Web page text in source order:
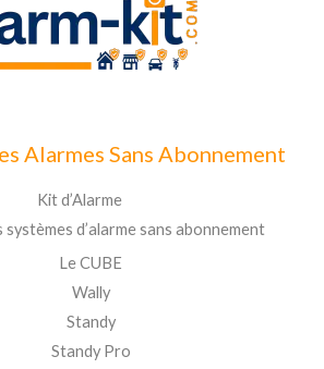
Alarmes Sans Abonnement
Kit d’Alarme
d’alarme sans abonnement
Le CUBE
Wally
Standy
Standy Pro